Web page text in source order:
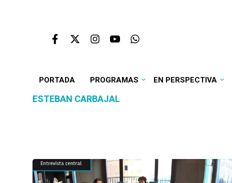
PORTADA PROGRAMAS EN PERSPECTIVA
ESTEBAN CARBAJAL